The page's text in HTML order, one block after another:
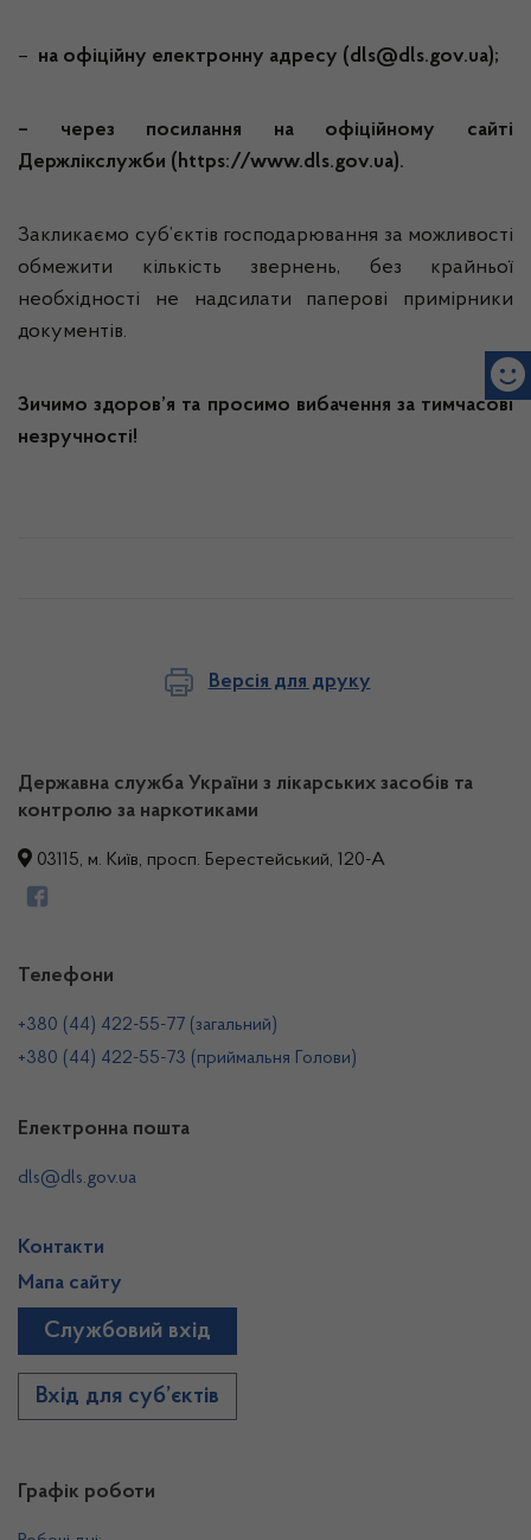
– на офіційну електронну адресу (dls@dls.gov.ua);
– через посилання на офіційному сайті
Держлікслужби (https://www.dls.gov.ua).
Закликаємо суб’єктів господарювання за можливості
обмежити кількість звернень, без крайньої
необхідності не надсилати паперові примірники
документів.
Зичимо здоров’я та просимо вибачення за тимчасові
незручності!
Версія для друку
Державна служба України з лікарських засобів та
контролю за наркотиками
03115, м. Київ, просп. Берестейський, 120-А
Графік роботи
Телефони
+380 (44) 422-55-77 (загальний)
+380 (44) 422-55-73 (приймальня Голови)
Електронна пошта
dls@dls.gov.ua
Контакти
Мапа сайту
Службовий вхід
Вхід для суб’єктів